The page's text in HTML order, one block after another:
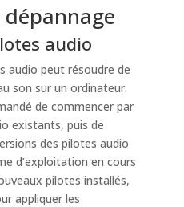
dépannage
audio
audio peut résoudre de
son sur un ordinateur.
de commencer par
existants, puis de
des pilotes audio
d’exploitation en cours
pilotes installés,
appliquer les